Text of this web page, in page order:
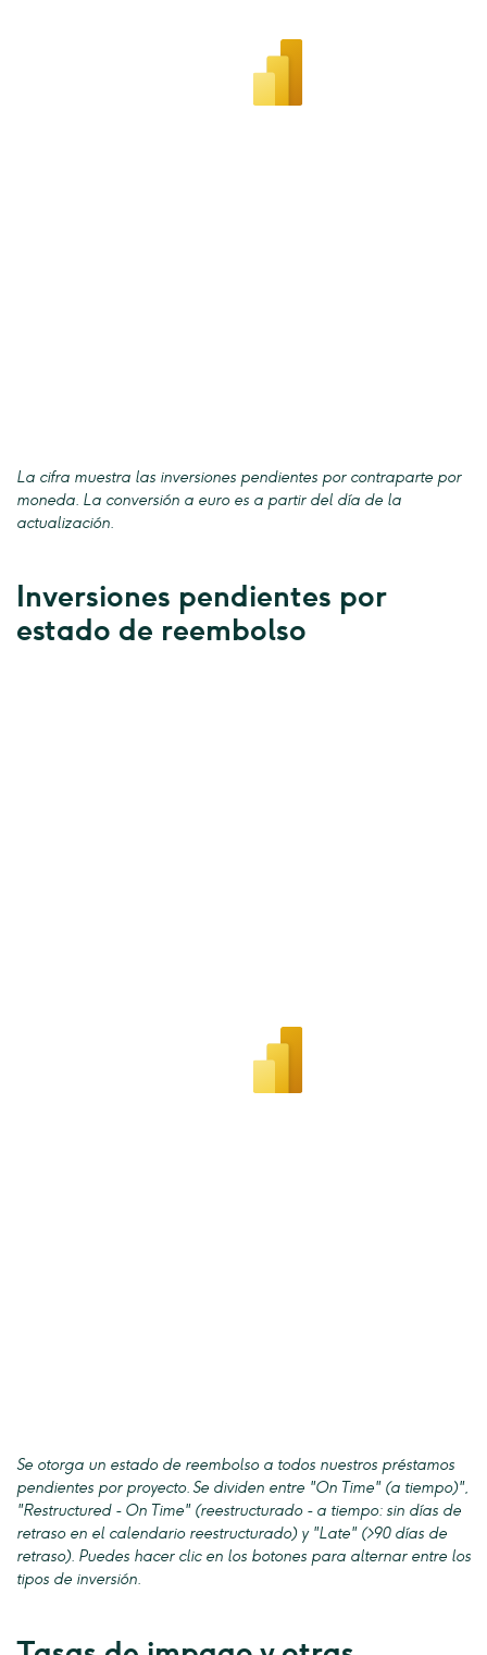
La cifra muestra las inversiones pendientes por contraparte por
moneda. La conversión a euro es a partir del día de la
actualización.
Inversiones pendientes por
estado de reembolso
Se otorga un estado de reembolso a todos nuestros préstamos
pendientes por proyecto. Se dividen entre "On Time" (a tiempo)",
"Restructured - On Time" (reestructurado - a tiempo: sin días de
retraso en el calendario reestructurado) y "Late" (>90 días de
retraso). Puedes hacer clic en los botones para alternar entre los
tipos de inversión.